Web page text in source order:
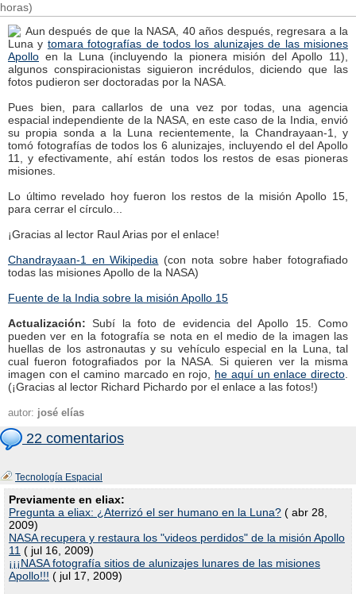
horas)
Aun después de que la NASA, 40 años después, regresara a la
Luna y tomara fotografías de todos los alunizajes de las misiones
Apollo en la Luna (incluyendo la pionera misión del Apollo 11),
algunos conspiracionistas siguieron incrédulos, diciendo que las
fotos pudieron ser doctoradas por la NASA.
Pues bien, para callarlos de una vez por todas, una agencia
espacial independiente de la NASA, en este caso de la India, envió
su propia sonda a la Luna recientemente, la Chandrayaan-1, y
tomó fotografías de todos los 6 alunizajes, incluyendo el del Apollo
11, y efectivamente, ahí están todos los restos de esas pioneras
misiones.
Lo último revelado hoy fueron los restos de la misión Apollo 15,
para cerrar el círculo...
¡Gracias al lector Raul Arias por el enlace!
Chandrayaan-1 en Wikipedia (con nota sobre haber fotografiado
todas las misiones Apollo de la NASA)
Fuente de la India sobre la misión Apollo 15
Actualización: Subí la foto de evidencia del Apollo 15. Como
pueden ver en la fotografía se nota en el medio de la imagen las
huellas de los astronautas y su vehículo especial en la Luna, tal
cual fueron fotografiados por la NASA. Si quieren ver la misma
imagen con el camino marcado en rojo, he aquí un enlace directo
(¡Gracias al lector Richard Pichardo por el enlace a las fotos!)
autor: josé elías
22 comentarios
Tecnología Espacial
Previamente en eliax:
Pregunta a eliax: ¿Aterrizó el ser humano en la Luna? ( abr 28,
2009)
NASA recupera y restaura los "videos perdidos" de la misión Apollo
11 ( jul 16, 2009)
¡¡¡NASA fotografía sitios de alunizajes lunares de las misiones
Apollo!!! ( jul 17, 2009)